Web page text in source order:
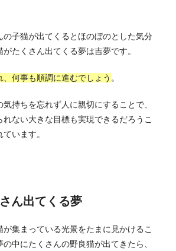
の子猫が出てくるとほのぼのとした気分
たくさん出てくる夢は吉夢です。
、何事も順調に進むでしょう 。
持ちを忘れず人に親切にすることで、
ない大きな目標も実現できるだろうこ
います。
ん出てくる夢
集まっている光景をたまに見かけるこ
中にたくさんの野良猫が出てきたら、